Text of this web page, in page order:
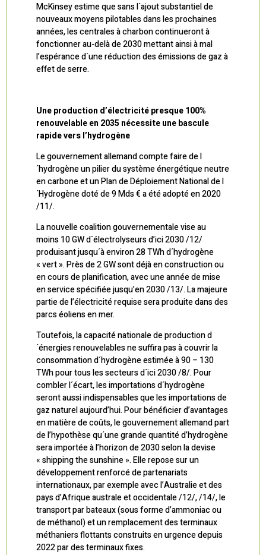
McKinsey estime que sans l´ajout substantiel de
nouveaux moyens pilotables dans les prochaines
années, les centrales à charbon continueront à
fonctionner au-delà de 2030 mettant ainsi à mal
l’espérance d´une réduction des émissions de gaz à
effet de serre.
Une production d’électricité presque 100%
renouvelable en 2035 nécessite une bascule
rapide vers l’hydrogène
Le gouvernement allemand compte faire de l
´hydrogène un pilier du système énergétique neutre
en carbone et un Plan de Déploiement National de l
´Hydrogène doté de 9 Mds € a été adopté en 2020
/11/.
La nouvelle coalition gouvernementale vise au
moins 10 GW d´électrolyseurs d’ici 2030 /12/
produisant jusqu´à environ 28 TWh d´hydrogène
« vert ». Près de 2 GW sont déjà en construction ou
en cours de planification, avec une année de mise
en service spécifiée jusqu’en 2030 /13/. La majeure
partie de l’électricité requise sera produite dans des
parcs éoliens en mer.
Toutefois, la capacité nationale de production d
´énergies renouvelables ne suffira pas à couvrir la
consommation d´hydrogène estimée à 90 – 130
TWh pour tous les secteurs d´ici 2030 /8/. Pour
combler l´écart, les importations d´hydrogène
seront aussi indispensables que les importations de
gaz naturel aujourd’hui. Pour bénéficier d’avantages
en matière de coûts, le gouvernement allemand part
de l’hypothèse qu´une grande quantité d’hydrogène
sera importée à l’horizon de 2030 selon la devise
« shipping the sunshine ». Elle repose sur un
développement renforcé de partenariats
internationaux, par exemple avec l’Australie et des
pays d’Afrique australe et occidentale /12/, /14/, le
transport par bateaux (sous forme d’ammoniac ou
de méthanol) et un remplacement des terminaux
méthaniers flottants construits en urgence depuis
2022 par des terminaux fixes.